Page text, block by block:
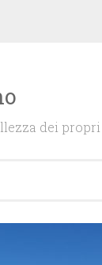
dei propri